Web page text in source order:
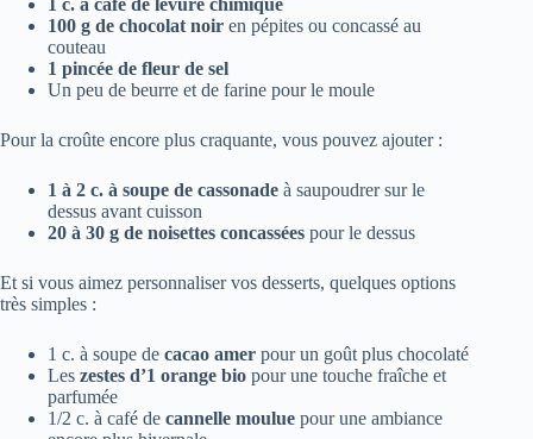
1 c. à café de levure chimique
100 g de chocolat noir en pépites ou concassé au
couteau
1 pincée de fleur de sel
Un peu de beurre et de farine pour le moule
Pour la croûte encore plus craquante, vous pouvez ajouter :
1 à 2 c. à soupe de cassonade à saupoudrer sur le
dessus avant cuisson
20 à 30 g de noisettes concassées pour le dessus
Et si vous aimez personnaliser vos desserts, quelques options
très simples :
1 c. à soupe de cacao amer pour un goût plus chocolaté
Les zestes d’1 orange bio pour une touche fraîche et
parfumée
1/2 c. à café de cannelle moulue pour une ambiance